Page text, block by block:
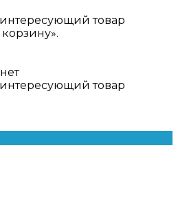
товар
товар